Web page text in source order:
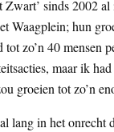
Zwart’ sinds 2002
Waagplein; hun
tot zo’n 40 mensen
maar ik
groeien tot zo’n
lang in het onrecht